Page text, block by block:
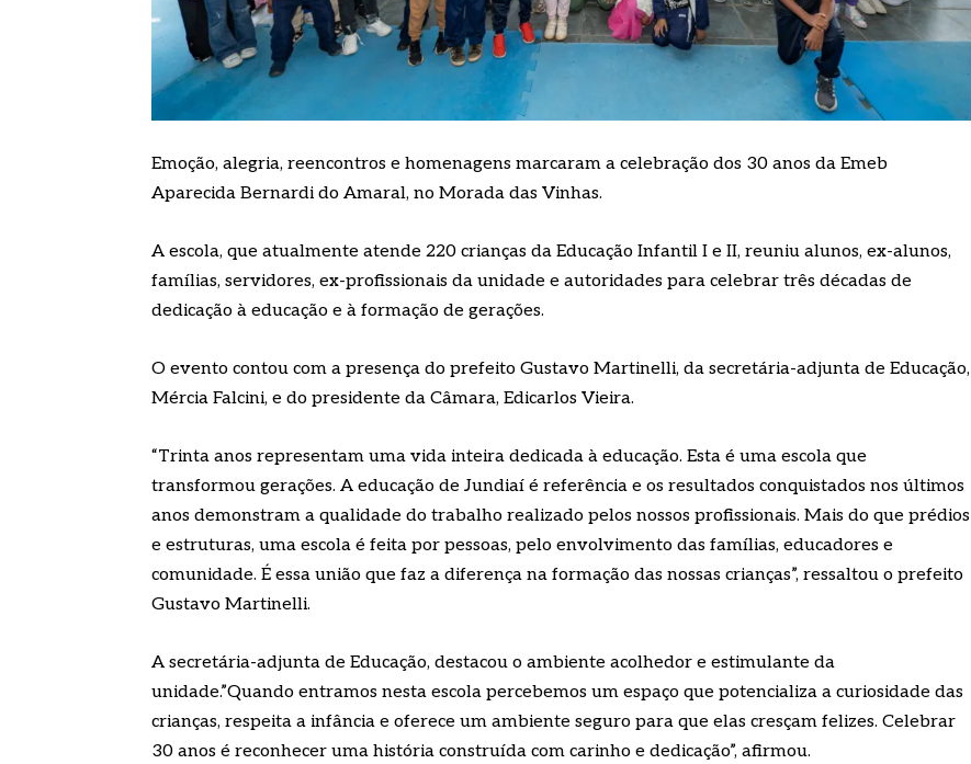
Emoção, alegria, reencontros e homenagens marcaram a celebração dos 30 anos da Emeb
Aparecida Bernardi do Amaral, no Morada das Vinhas.
A escola, que atualmente atende 220 crianças da Educação Infantil I e II, reuniu alunos, ex-alunos,
famílias, servidores, ex-profissionais da unidade e autoridades para celebrar três décadas de
dedicação à educação e à formação de gerações.
O evento contou com a presença do prefeito Gustavo Martinelli, da secretária-adjunta de Educação,
Mércia Falcini, e do presidente da Câmara, Edicarlos Vieira.
“Trinta anos representam uma vida inteira dedicada à educação. Esta é uma escola que
transformou gerações. A educação de Jundiaí é referência e os resultados conquistados nos últimos
anos demonstram a qualidade do trabalho realizado pelos nossos profissionais. Mais do que prédios
e estruturas, uma escola é feita por pessoas, pelo envolvimento das famílias, educadores e
comunidade. É essa união que faz a diferença na formação das nossas crianças”, ressaltou o prefeito
Gustavo Martinelli.
A secretária-adjunta de Educação, destacou o ambiente acolhedor e estimulante da
unidade.”Quando entramos nesta escola percebemos um espaço que potencializa a curiosidade das
crianças, respeita a infância e oferece um ambiente seguro para que elas cresçam felizes. Celebrar
30 anos é reconhecer uma história construída com carinho e dedicação”, afirmou.